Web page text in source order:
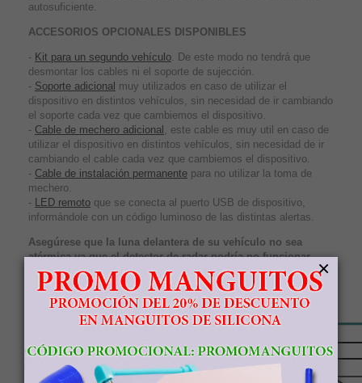
autosuficiente.
ACCESORIOS OPCIONALES DISPONIBLES
- Kit para un segundo vehículo. De este modo no tendrá que
desmontar los cables ni el soporte de sujección.
- Soporte adicional muy utilizados en caso de utilizar el
dispositivo en distintos vehículos, sin necesidad de ir cambiando
el soporte cada vez que cambiemos el dispositivo.
- Cable de mechero adicional , este cable es muy util en caso de
utilizar el dispositivo en distintos vehículos, sin necesidad de ir
cambiando el cable cada vez que cambiemos el dispositivo.
- Cable de instalación permanente para no utilizar la toma de
mechero.
- LED remoto que se conecta al puerto USB de dispositivo,
informándole con un código luminoso de las distintas alertas.
Asegúrese que la luna delantera de su vehículo no sea
atérmica ya que el detector de radar podría no funcionar
correctamente
CONTROLES DEL DISPOSITIVO
×